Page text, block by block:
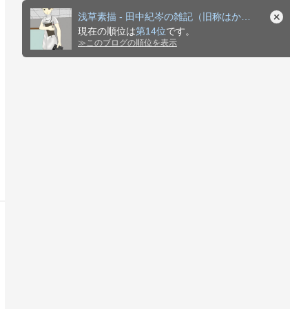
浅草素描 - 田中紀岑の雑記（旧称はかもなきこと）
現在の順位は第14位です。
≫ このブログの順位を表示